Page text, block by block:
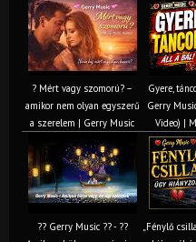
? Mért vagy szomorú? –
amikor nem olyan egyszerű
a szerelem | Gerry Music
Gyere,
Gerry
Video) |
?? Gerry Music ?? - ??
„Fénylő